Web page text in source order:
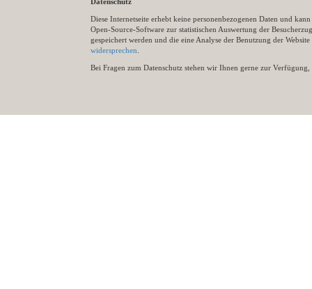
Diese Internetseite erhebt keine personenbezogenen Daten und
Open-Source-Software zur statistischen Auswertung der
gespeichert werden und die eine Analyse der Benutzung der
widersprechen
Bei Fragen zum Datenschutz stehen wir Ihnen gerne zur